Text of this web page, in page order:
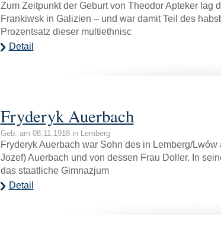
Zum Zeitpunkt der Geburt von Theodor Apteker lag
Frankiwsk in Galizien – und war damit Teil des
Prozentsatz dieser multiethnisc
Detail
Fryderyk Auerbach
Geb. am 08.11.1918 in Lemberg
Fryderyk Auerbach war Sohn des in Lemberg/
Jozef) Auerbach und von dessen Frau Doller. In
das staatliche Gimnazjum
Detail